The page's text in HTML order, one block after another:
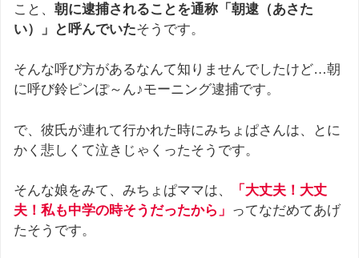
こと、 朝に逮捕されることを通称「朝逮（あさた
い）」と呼んでいたそうです。
そんな呼び方があるなんて知りませんでしたけど…朝
に呼び鈴ピンぽ～ん♪モーニング逮捕です。
で、彼氏が連れて行かれた時にみちょぱさんは、とに
かく悲しくて泣きじゃくったそうです。
そんな娘をみて、みちょぱママは、
「大丈夫！大丈
夫！私も中学の時そうだったから」 ってなだめてあげ
たそうです。